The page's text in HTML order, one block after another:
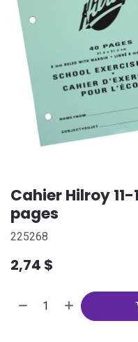
Cahier Hilroy
pages
225268
2,74 $